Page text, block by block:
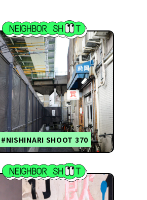
#NISHINARI SHOOT 370